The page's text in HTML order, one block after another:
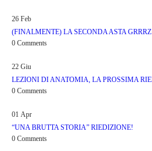
26 Feb
(FINALMENTE) LA SECONDA ASTA
0 Comments
22 Giu
LEZIONI DI ANATOMIA, LA PROSSIMA
0 Comments
01 Apr
“UNA BRUTTA STORIA” RIEDIZIONE!
0 Comments